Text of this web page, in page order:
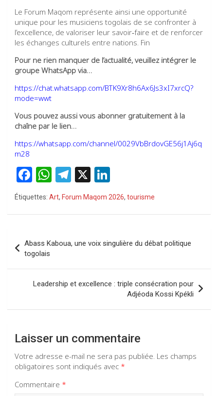
Le Forum Maqom représente ainsi une opportunité
unique pour les musiciens togolais de se confronter à
l’excellence, de valoriser leur savoir‑faire et de renforcer
les échanges culturels entre nations. Fin
Pour ne rien manquer de l’actualité, veuillez intégrer le
groupe WhatsApp via…
https://chat.whatsapp.com/BTK9Xr8h6Ax6Js3xI7xrcQ?
mode=wwt
Vous pouvez aussi vous abonner gratuitement à la
chaîne par le lien…
https://whatsapp.com/channel/0029VbBrdovGE56j1Aj6q
m28
F
a
o
o
k
W
h
at
A
p
T
a
m
X
n
ke
n
Étiquettes: Art, Forum Maqom 2026, tourisme
de
l’article
Abass Kaboua, une voix singulière du débat politique
togolais
Leadership et excellence : triple consécration pour
Adjéoda Kossi Kpékli
Laisser un commentaire
Votre adresse e-mail ne sera pas publiée. Les champs
obligatoires sont indiqués avec *
Commentaire *